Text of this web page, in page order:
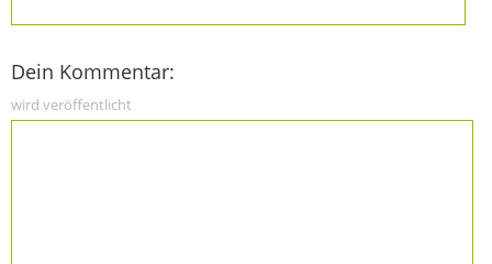
Dein Kommentar:
wird veröffentlicht